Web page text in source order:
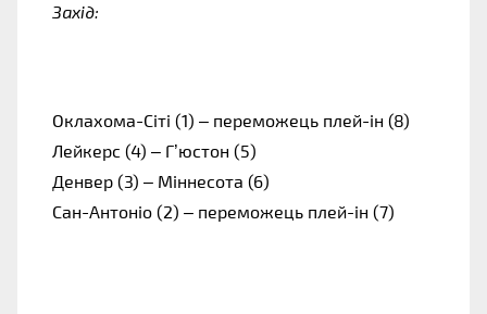
Захід:
Оклахома-Сіті (1) – переможець плей-ін (8)
Лейкерс (4) – Г’юстон (5)
Денвер (3) – Міннесота (6)
Сан-Антоніо (2) – переможець плей-ін (7)